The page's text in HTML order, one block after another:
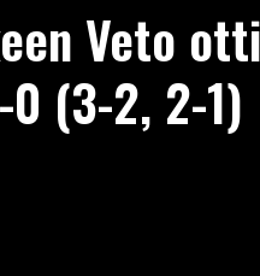
Veto
0 (3-2, 2-1)